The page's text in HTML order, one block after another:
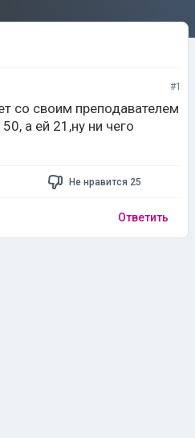
#1
со своим преподавателем
а ей 21,ну ни чего
Не нравится 25
Ответить